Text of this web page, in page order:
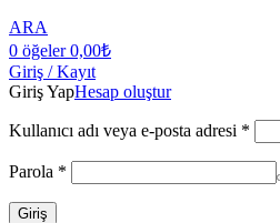
ARA
0 öğeler 0,00₺
Giriş / Kayıt
Giriş YapHesap oluştur
Kullanıcı adı veya e-posta adresi *
Parola *
Giriş